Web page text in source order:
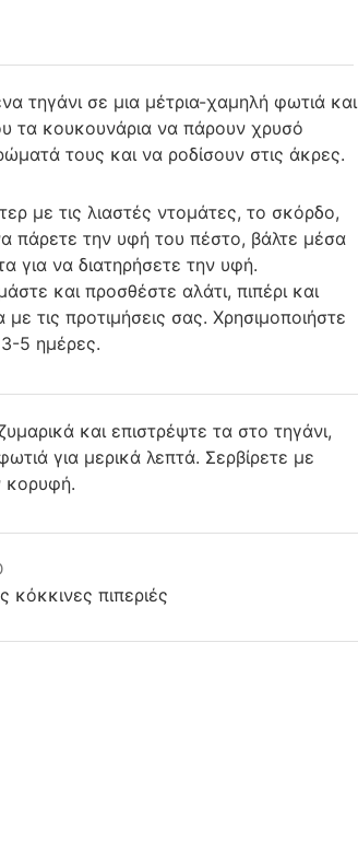
τηγάνι σε μια μέτρια-χαμηλή φωτιά και
τα κουκουνάρια να πάρουν χρυσό
τους και να ροδίσουν στις άκρες.
με τις λιαστές ντομάτες, το σκόρδο,
πάρετε την υφή του πέστο, βάλτε μέσα
για να διατηρήσετε την υφή.
και προσθέστε αλάτι, πιπέρι και
τις προτιμήσεις σας. Χρησιμοποιήστε
5 ημέρες.
και επιστρέψτε τα στο τηγάνι,
για μερικά λεπτά. Σερβίρετε με
κορυφή.
κόκκινες πιπεριές